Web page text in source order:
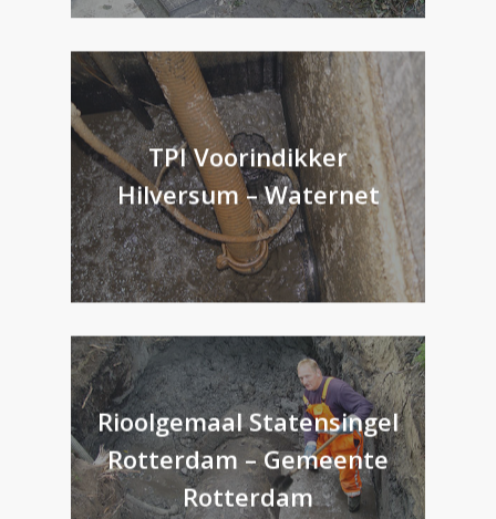
TPI Voorindikker
Hilversum – Waternet
Rioolgemaal Statensingel
Rotterdam – Gemeente
Rotterdam